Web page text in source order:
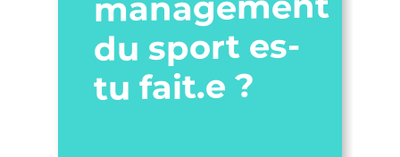
du sport es-
tu fait.e ?